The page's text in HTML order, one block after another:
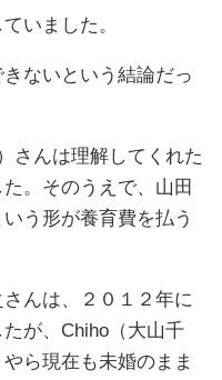
いました。
ないという結論だっ
さんは理解してくれた
。そのうえで、山田
う形が養育費を払う
んは、２０１２年に
が、Chiho（大山千
ら現在も未婚のまま